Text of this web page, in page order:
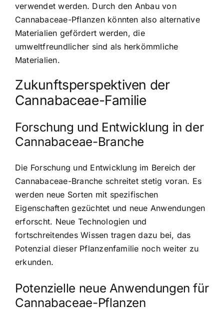
verwendet werden. Durch den Anbau von
Cannabaceae-Pflanzen könnten also alternative
Materialien gefördert werden, die
umweltfreundlicher sind als herkömmliche
Materialien.
Zukunftsperspektiven der
Cannabaceae-Familie
Forschung und Entwicklung in der
Cannabaceae-Branche
Die Forschung und Entwicklung im Bereich der
Cannabaceae-Branche schreitet stetig voran. Es
werden neue Sorten mit spezifischen
Eigenschaften gezüchtet und neue Anwendungen
erforscht. Neue Technologien und
fortschreitendes Wissen tragen dazu bei, das
Potenzial dieser Pflanzenfamilie noch weiter zu
erkunden.
Potenzielle neue Anwendungen für
Cannabaceae-Pflanzen